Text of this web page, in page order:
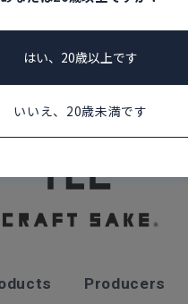
Producers
はい、20歳以上です
いいえ、20歳未満です